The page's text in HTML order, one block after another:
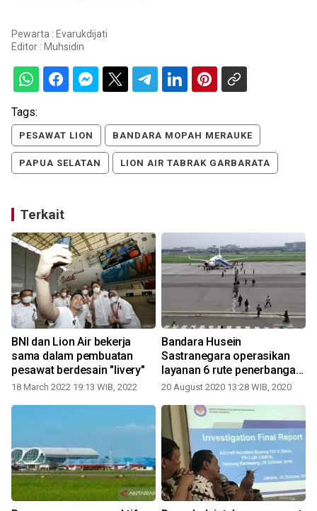
Pewarta : Evarukdijati
Editor : Muhsidin
Tags:
PESAWAT LION BANDARA MOPAH MERAUKE
PAPUA SELATAN LION AIR TABRAK GARBARATA
Terkait
BNI dan Lion Air bekerja
sama dalam pembuatan
pesawat berdesain "livery"
18 March 2022 19:13 WIB, 2022
Bandara Husein
Sastranegara operasikan
layanan 6 rute penerbangan
pesawat jet
20 August 2020 13:28 WIB, 2020